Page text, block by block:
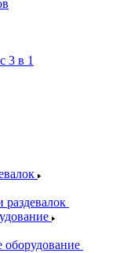
3 в 1
раздевалок
оборудование